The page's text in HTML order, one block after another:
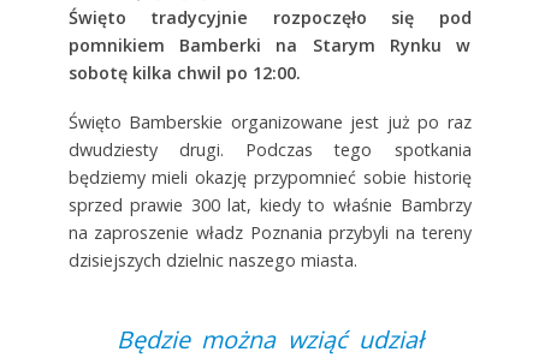
Święto tradycyjnie rozpoczęło się pod
pomnikiem Bamberki na Starym Rynku w
sobotę kilka chwil po 12:00.
Święto Bamberskie organizowane jest już po raz
dwudziesty drugi. Podczas tego spotkania
będziemy mieli okazję przypomnieć sobie historię
sprzed prawie 300 lat, kiedy to właśnie Bambrzy
na zaproszenie władz Poznania przybyli na tereny
dzisiejszych dzielnic naszego miasta.
Będzie można wziąć udział